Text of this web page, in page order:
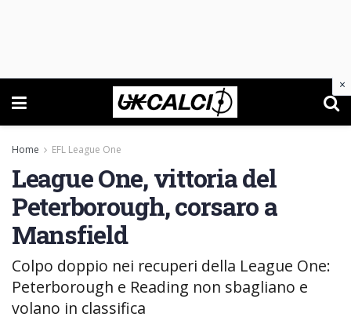
Home EFL League One
League One, vittoria del
Peterborough, corsaro a
Mansfield
Colpo doppio nei recuperi della League One:
Peterborough e Reading non sbagliano e
volano in classifica
×